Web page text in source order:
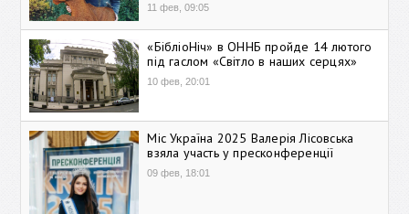
11 фев, 09:05
«БібліоНіч» в ОННБ пройде 14 лютого
під гаслом «Світло в наших серцях»
10 фев, 20:01
Міс Україна 2025 Валерія Лісовська
взяла участь у пресконференції
09 фев, 18:01